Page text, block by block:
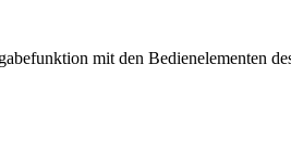
mit den Bedienelementen